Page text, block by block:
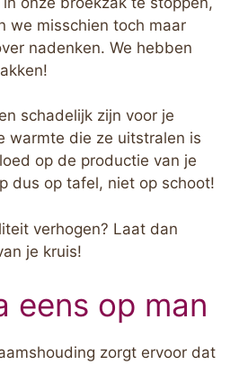
we misschien toch maar
nadenken. We hebben
schadelijk zijn voor je
warmte die ze uitstralen is
op de productie van je
dus op tafel, niet op schoot!
verhogen? Laat dan
je kruis!
eens op man
zorgt ervoor dat